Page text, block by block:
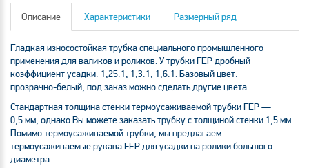
Описание Характеристики Размерный ряд
Гладкая износостойкая трубка специального промышленного
применения для валиков и роликов. У трубки FEP дробный
коэффициент усадки: 1,25:1, 1,3:1, 1,6:1. Базовый цвет:
прозрачно-белый, под заказ можно сделать другие цвета.
Стандартная толщина стенки термоусаживаемой трубки FEP —
0,5 мм, однако Вы можете заказать трубку с толщиной стенки 1,5 мм.
Помимо термоусаживаемой трубки, мы предлагаем
термоусаживаемые рукава FEP для усадки на ролики большого
диаметра.